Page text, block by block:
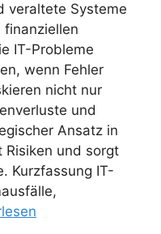
veraltete Systeme
finanziellen
IT-Probleme
wenn Fehler
nicht nur
und
Ansatz in
Risiken und sorgt
Kurzfassung IT-